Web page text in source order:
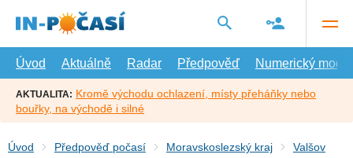
hlavní
Úvod
Aktuálně Radar Předpověď Numerický model
AKTUALITA: Kromě východu ochlazení, místy přeháňky nebo
bouřky, na východě i silné
Úvod Předpověď počasí Moravskoslezský kraj
Valšov